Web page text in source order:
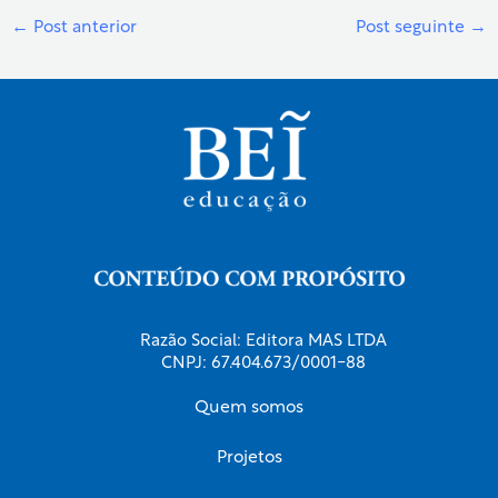
← Post anterior Post seguinte →
Razão Social: Editora MAS LTDA
CNPJ: 67.404.673/0001-88
Quem somos
Projetos